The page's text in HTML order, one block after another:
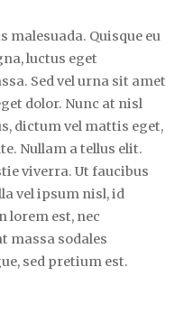
malesuada. Quisque eu
luctus eget
Sed vel urna sit amet
dolor. Nunc at nisl
dictum vel mattis eget,
Nullam a tellus elit.
viverra. Ut faucibus
vel ipsum nisl, id
lorem est, nec
massa sodales
sed pretium est.